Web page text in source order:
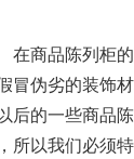
在商品陈列柜
冒伪劣的装饰
后的一些商品
所以我们必须